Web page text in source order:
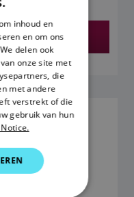
DANISH
ITALIAN
SWEDISH
GERMAN
DUTCH
SPANISH
NORWEGIAN
inhoud en
en om ons
delen ook
onze site met
die
met andere
verstrekt of die
gebruik van hun